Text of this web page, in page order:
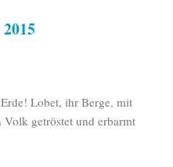
Lobet, ihr Berge, mit
Volk getröstet und erbarmt